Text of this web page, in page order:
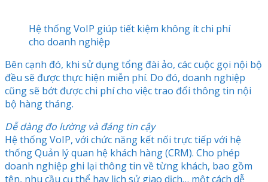
Hệ thống VoIP giúp tiết kiệm không ít chi phí
cho doanh nghiệp
Bên cạnh đó, khi sử dụng tổng đài ảo, các cuộc gọi nội bộ
đều sẽ được thực hiện miễn phí. Do đó, doanh nghiệp
cũng sẽ bớt được chi phí cho việc trao đổi thông tin nội
bộ hàng tháng.
Dễ dàng đo lường và đáng tin cậy
Hệ thống VoIP, với chức năng kết nối trực tiếp với hệ
thống Quản lý quan hệ khách hàng (CRM). Cho phép
doanh nghiệp ghi lại thông tin về từng khách, bao gồm
tên, nhu cầu cụ thể hay lịch sử giao dịch… một cách dễ